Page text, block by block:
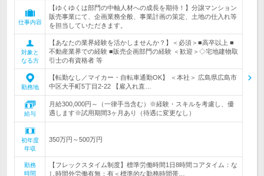
仕事内容
【ゆくゆくは部門の中軸人材への成長を期待！】分譲マンション
販売事業にて、企画業務全般、事業計画の策定、土地の仕入れ等
を担当していただきます。
対象と
なる方
【あなたの業界経験を活かしませんか？】＜必須＞■高卒以上 ■
不動産業界での経験 ■販売企画部門の経験 ＜歓迎＞◇宅地建物取
引士の有資格者 等
勤務地
【転勤なし／マイカー・自転車通勤OK】 ＜本社＞ 広島県広島市
中区大手町5丁目2-22 【雇入れ直…
給与
月給300,000円～（一律手当含む）※経験・スキルを考慮し、優
遇します※試用期間3ヶ月あり（待遇に変更なし）
初年度
年収
350万円～500万円
勤務
時間
【フレックスタイム制度】標準労働時間1日8時間コアタイム：な
し時間外労働有無：有＜標準的な勤務時間帯…